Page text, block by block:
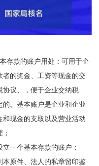
存款的账户用处：可用于企
的奖金、工资等现金的交
议、，便于企业交纳税
。基本账户是企业和企业
现金的支取以及营业活动
；
一个基本存款的账户；
原件、法人的私章留印鉴